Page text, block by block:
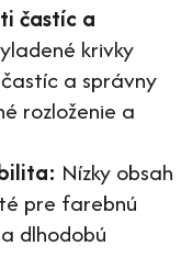
častíc a
krivky
a správny
rozloženie a
Nízky obsah
pre farebnú
dlhodobú